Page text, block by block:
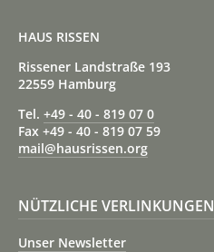
HAUS RISSEN
Rissener Landstraße 193
22559 Hamburg
Tel. +49 - 40 - 819 07 0
Fax +49 - 40 - 819 07 59
mail@hausrissen.org
NÜTZLICHE VERLINKUNGEN
Unser Newsletter